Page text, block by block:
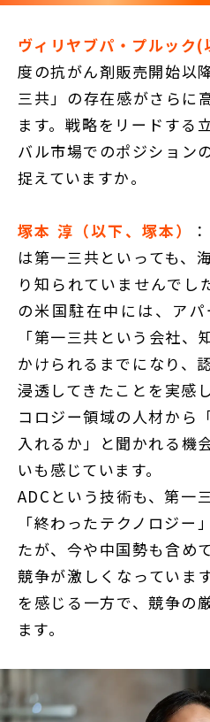
ヴィリヤブパ・プルック(
度の抗がん剤販売開始以
三共」の存在感がさらに
ます。戦略をリードする
バル市場でのポジション
捉えていますか。
塚本 淳（以下、塚本）
は第一三共といっても、
り知られていませんでし
の米国駐在中には、ア
「第一三共という会社、
かけられるまでになり、
浸透してきたことを実感
コロジー領域の人材から
入れるか」と聞かれる機
いも感じています。
ADCという技術も、第一
「終わったテクノロジー
たが、今や中国勢も含め
競争が激しくなっていま
を感じる一方で、競争の
ます。